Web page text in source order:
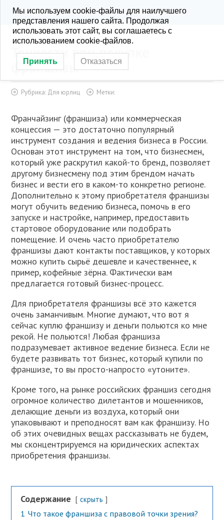
KONRA.RU РУБРИКИ
Тонкости при покупке
франшизы
Рубрика: Для юрлиц Метки:
Франчайзинг (франшиза) или коммерческая
концессия — это достаточно популярный
инструмент создания и ведения бизнеса в России.
Основан этот инструмент на том, что бизнесмен,
который уже раскрутил какой-то бренд, позволяет
другому бизнесмену под этим брендом начать
бизнес и вести его в каком-то конкретно регионе.
Дополнительно к этому приобретателя франшизы
могут обучить ведению бизнеса, помочь в его
запуске и настройке, например, предоставить
стартовое оборудование или подобрать
помещение. И очень часто приобретателю
франшизы дают контакты поставщиков, у которых
можно купить сырьё дешевле и качественнее, к
пример, кофейные зёрна. Фактически вам
предлагается готовый бизнес-процесс.
Для приобретателя франшизы всё это кажется
очень заманчивым. Многие думают, что вот я
сейчас куплю франшизу и деньги польются ко мне
рекой. Не польются! Любая франшиза
подразумевает активное ведение бизнеса. Если не
будете развивать тот бизнес, который купили по
франшизе, то вы просто-напросто «утоните».
Кроме того, на рынке российских франшиз сегодня
огромное количество дилетантов и мошенников,
делающие деньги из воздуха, который они
упаковывают и преподносят вам как франшизу. Но
об этих очевидных вещах рассказывать не будем,
мы сконцентрируемся на юридических аспектах
приобретения франшизы.
Содержание скрыть
1 Что такое франшиза с правовой точки зрения?
Мы используем cookie-файлы для наилучшего
представления нашего сайта. Продолжая
использовать этот сайт, вы соглашаетесь с
использованием cookie-файлов.
Принять Отказаться